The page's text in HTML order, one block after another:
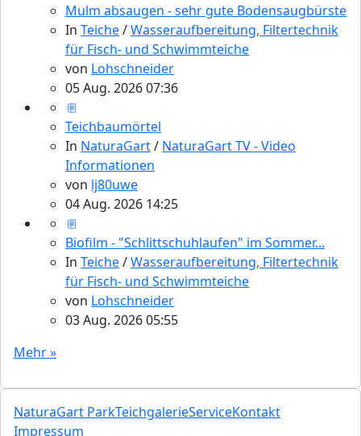
Mulm absaugen - sehr gute Bodensaugbürste
In Teiche/Wasseraufbereitung, Filtertechnik
für Fisch- und Schwimmteiche
von Lohschneider
05 Aug. 2026 07:36
Teichbaumörtel
In NaturaGart/ NaturaGart TV - Video
Informationen
von lj80uwe
04 Aug. 2026 14:25
Biofilm - "Schlittschuhlaufen" im Sommer...
In Teiche/Wasseraufbereitung, Filtertechnik
für Fisch- und Schwimmteiche
von Lohschneider
03 Aug. 2026 05:55
Mehr »
NaturaGart ParkTeichgalerieServiceKontakt
Impressum